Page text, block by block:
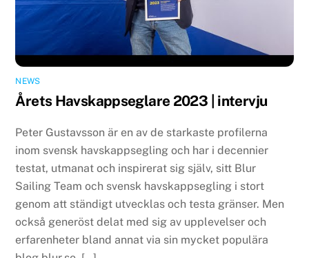
NEWS
Årets Havskappseglare 2023 | intervju
Peter Gustavsson är en av de starkaste profilerna
inom svensk havskappsegling och har i decennier
testat, utmanat och inspirerat sig själv, sitt Blur
Sailing Team och svensk havskappsegling i stort
genom att ständigt utvecklas och testa gränser. Men
också generöst delat med sig av upplevelser och
erfarenheter bland annat via sin mycket populära